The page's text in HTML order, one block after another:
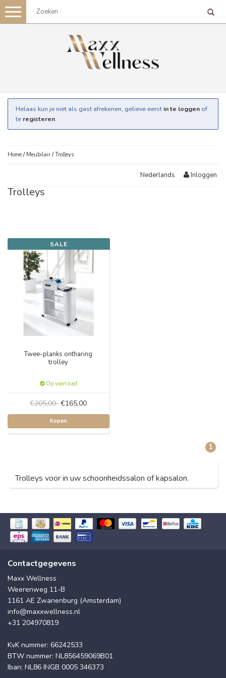
Toggle
navigation
Helaas kun je niet als gast afrekenen, gelieve eerst in te loggen of
te registeren.
Home / Meubilair /Trolleys
Nederlands Inloggen
Trolleys
SALE
Twee-planks ontharing
trolley
Op voorraad
€205,00 €165,00
Kopen
1
Trolleys voor in uw schoonheidssalon of kapsalon.
Contactgegevens
Maxx Wellness
Weerenweg 11-B
1161 AE Zwanenburg (Amsterdam)
info@maxxwellness.nl
+31 204970819
KvK nummer: 66242533
BTW nummer: NL856459069B01
Iban: NL86 INGB 0005 346373